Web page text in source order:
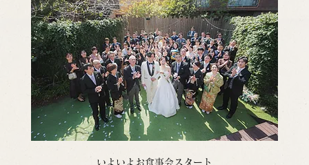
いよいよお食事会スタート